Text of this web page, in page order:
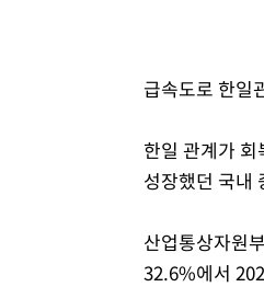
급속도로 한일
한일 관계가
성장했던 국내
산업통상자원
32.6%에서